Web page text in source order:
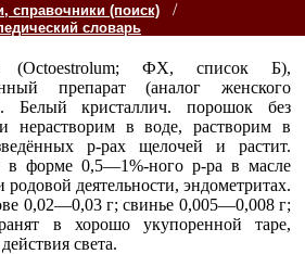
справочники (поиск) /
словарь
(Octoestrolum; ФХ, список Б),
препарат (аналог женского
Белый кристаллич. порошок без
нерастворим в воде, растворим в
р-рах щелочей и растит.
в форме 0,5—1%-ного р-ра в масле
деятельности, эндометритах.
0,02—0,03 г; свинье 0,005—0,008 г;
в хорошо укупоренной таре,
света.